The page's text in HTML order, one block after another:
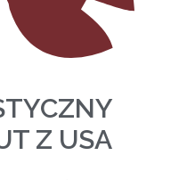
Z USA